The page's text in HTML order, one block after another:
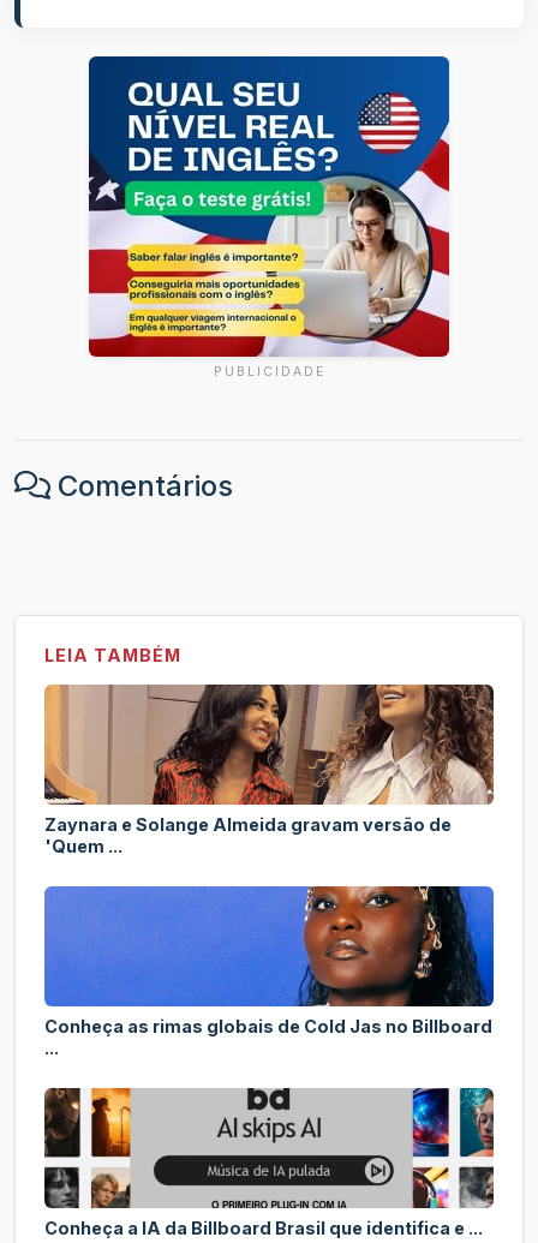
PUBLICIDADE
Comentários
LEIA TAMBÉM
Zaynara e Solange Almeida gravam versão de
'Quem ...
Conheça as rimas globais de Cold Jas no Billboard
...
Conheça a IA da Billboard Brasil que identifica e ...